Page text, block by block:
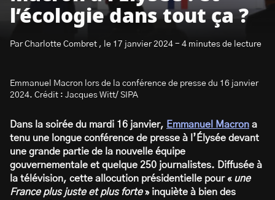
l’écologie dans tout ça ?
Par Charlotte Combret , le 17 janvier 2024 - 4 minutes de lecture
Emmanuel Macron lors de la conférence de presse du 16 janvier
2024. Crédit : Jacques Witt/ SIPA
Dans la soirée du mardi 16 janvier, Emmanuel Macron a
tenu une longue conférence de presse à l’Élysée devant
une grande partie de la nouvelle équipe
gouvernementale et quelque 250 journalistes. Diffusée à
la télévision, cette allocution présidentielle pour « une
France plus juste et plus forte» inquiète à bien des
S’abonner à la newsletter